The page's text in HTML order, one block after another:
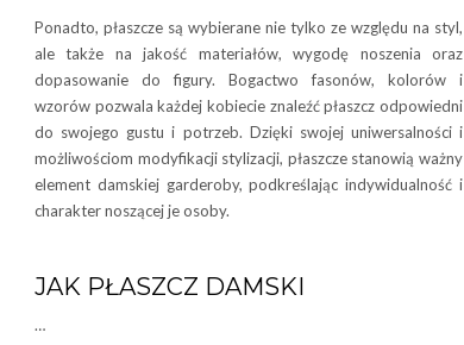
Ponadto, płaszcze są wybierane nie tylko ze względu na styl,
ale także na jakość materiałów, wygodę noszenia oraz
dopasowanie do figury. Bogactwo fasonów, kolorów i
wzorów pozwala każdej kobiecie znaleźć płaszcz odpowiedni
do swojego gustu i potrzeb. Dzięki swojej uniwersalności i
możliwościom modyfikacji stylizacji, płaszcze stanowią ważny
element damskiej garderoby, podkreślając indywidualność i
charakter noszącej je osoby.
JAK PŁASZCZ DAMSKI
…